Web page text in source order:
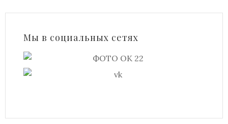
Мы в социальных сетях